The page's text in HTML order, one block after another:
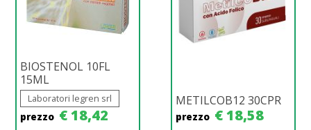
BIOSTENOL 10FL
15ML
Laboratori legren srl
prezzo € 18,42
METILCOB12 30CPR
prezzo € 18,58